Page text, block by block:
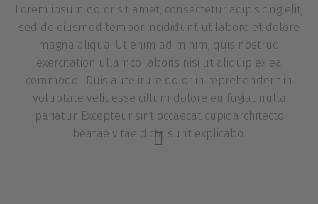
Lorem ipsum dolor sit amet, consectetur adipisicing elit,
sed do eiusmod tempor incididunt ut labore et dolore
magna aliqua. Ut enim ad minim, quis nostrud
exercitation ullamco laboris nisi ut aliquip ex ea
commodo . Duis aute irure dolor in reprehenderit in
voluptate velit esse cillum dolore eu fugiat nulla
pariatur. Excepteur sint occaecat cupidarchitecto
beatae vitae dicta sunt explicabo.

